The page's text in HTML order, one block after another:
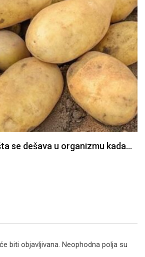
se dešava u organizmu kada…
biti objavljivana. Neophodna polja su